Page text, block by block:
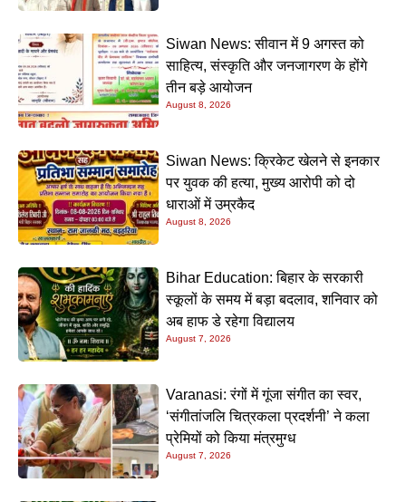
Siwan News: सीवान में 9 अगस्त को
साहित्य, संस्कृति और जनजागरण के होंगे
तीन बड़े आयोजन
August 8, 2026
Siwan News: क्रिकेट खेलने से इनकार
पर युवक की हत्या, मुख्य आरोपी को दो
धाराओं में उम्रकैद
August 8, 2026
Bihar Education: बिहार के सरकारी
स्कूलों के समय में बड़ा बदलाव, शनिवार को
अब हाफ डे रहेगा विद्यालय
August 7, 2026
Varanasi: रंगों में गूंजा संगीत का स्वर,
‘संगीतांजलि चित्रकला प्रदर्शनी’ ने कला
प्रेमियों को किया मंत्रमुग्ध
August 7, 2026